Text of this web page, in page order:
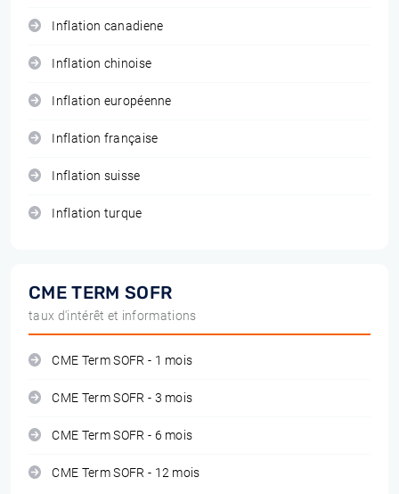
Inflation canadiene
Inflation chinoise
Inflation européenne
Inflation française
Inflation suisse
Inflation turque
CME TERM SOFR
taux d'intérêt et informations
CME Term SOFR - 1 mois
CME Term SOFR - 3 mois
CME Term SOFR - 6 mois
CME Term SOFR - 12 mois